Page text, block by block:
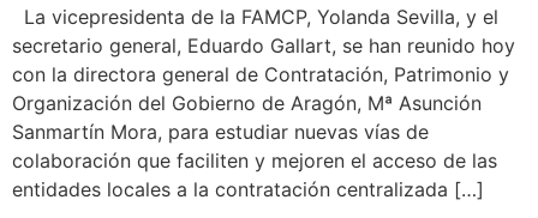
La vicepresidenta de la FAMCP, Yolanda Sevilla, y el
secretario general, Eduardo Gallart, se han reunido hoy
con la directora general de Contratación, Patrimonio y
Organización del Gobierno de Aragón, Mª Asunción
Sanmartín Mora, para estudiar nuevas vías de
colaboración que faciliten y mejoren el acceso de las
entidades locales a la contratación centralizada […]